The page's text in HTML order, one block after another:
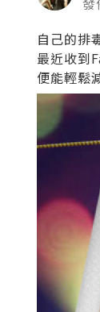
自己的排
最近收到
便能輕鬆